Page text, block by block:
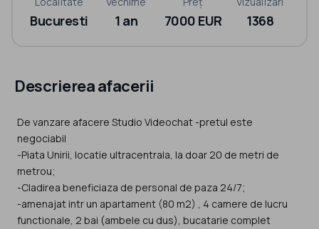
Bucuresti 1 an 7000 EUR 1368
Descrierea afacerii
De vanzare afacere Studio Videochat -pretul este
negociabil
-Piata Unirii, locatie ultracentrala, la doar 20 de metri de
metrou;
-Cladirea beneficiaza de personal de paza 24/7;
-amenajat intr un apartament (80 m2) , 4 camere de lucru
functionale, 2 bai (ambele cu dus), bucatarie complet